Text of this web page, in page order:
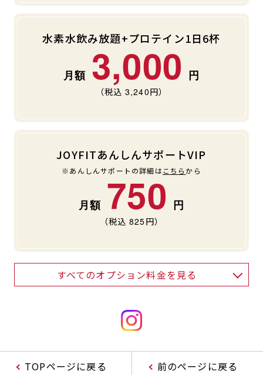
水素水飲み放題+プロテイン1日6杯
3,000
（税込 3,240円）
JOYFITあんしんサポートVIP
※あんしんサポートの詳細はこちら から
750
（税込 825円）
すべてのオプション料金を見る
TOPページに戻る 前のページに戻る